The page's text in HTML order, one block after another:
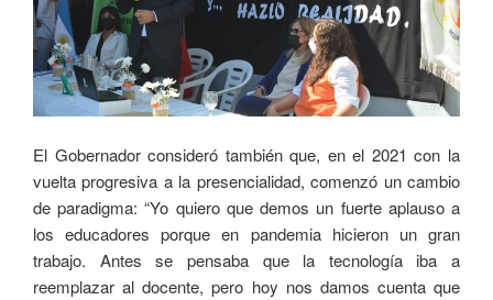
El Gobernador consideró también que, en el 2021 con la
vuelta progresiva a la presencialidad, comenzó un cambio
de paradigma: “Yo quiero que demos un fuerte aplauso a
los educadores porque en pandemia hicieron un gran
trabajo. Antes se pensaba que la tecnología iba a
reemplazar al docente, pero hoy nos damos cuenta que